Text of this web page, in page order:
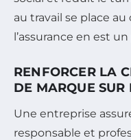
au travail se place
l’assurance en est
RENFORCER LA
DE MARQUE SUR
Une entreprise
responsable et